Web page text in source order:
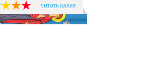
читать далее